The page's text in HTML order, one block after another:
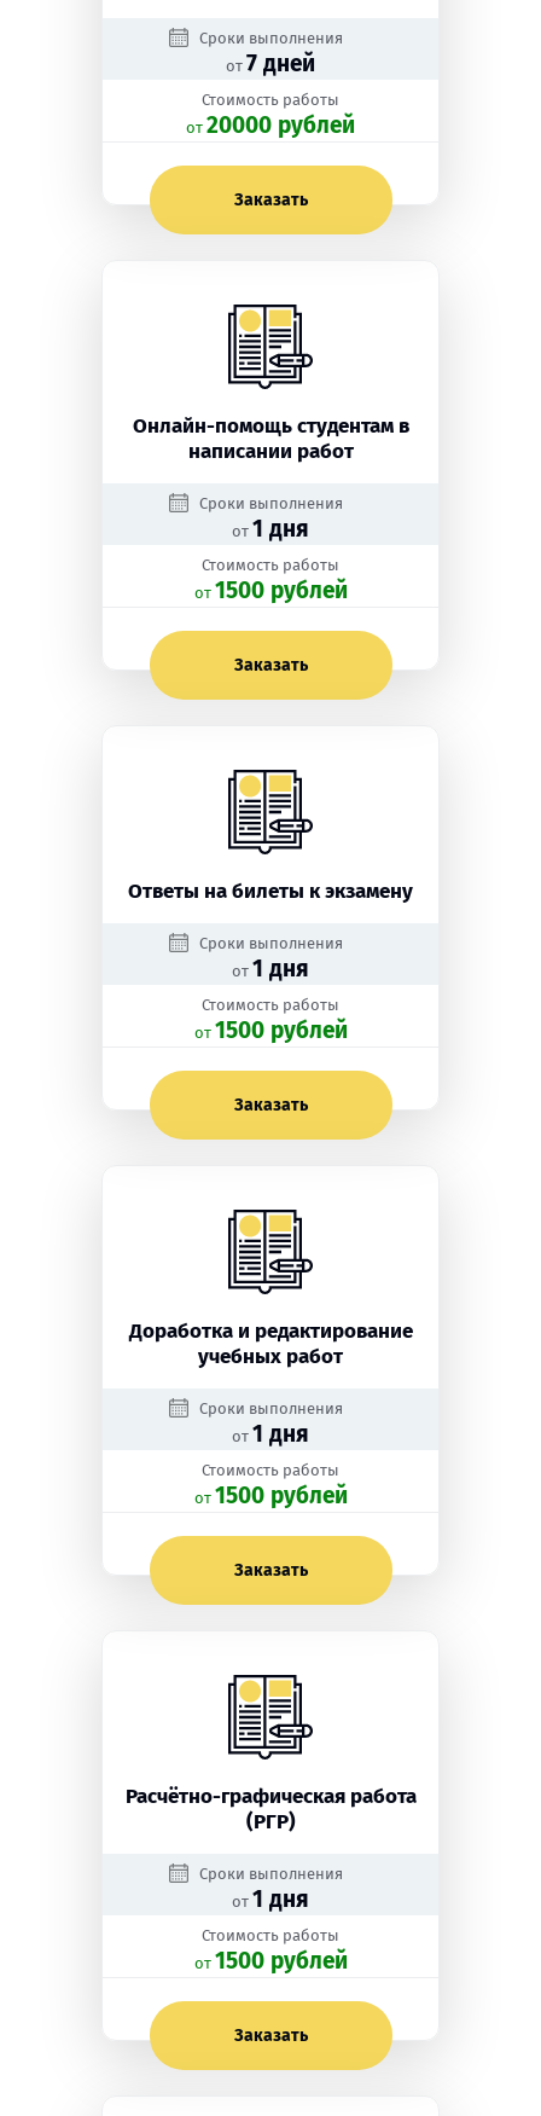
Сроки выполнения
от 7 дней
Стоимость работы
oт 20000 рублей
Заказать
Онлайн-помощь студентам в
написании работ
Сроки выполнения
от 1 дня
Стоимость работы
oт 1500 рублей
Заказать
Ответы на билеты к экзамену
Сроки выполнения
от 1 дня
Стоимость работы
oт 1500 рублей
Заказать
Доработка и редактирование
учебных работ
Сроки выполнения
от 1 дня
Стоимость работы
oт 1500 рублей
Заказать
Расчётно-графическая работа
(РГР)
Сроки выполнения
от 1 дня
Стоимость работы
oт 1500 рублей
Заказать